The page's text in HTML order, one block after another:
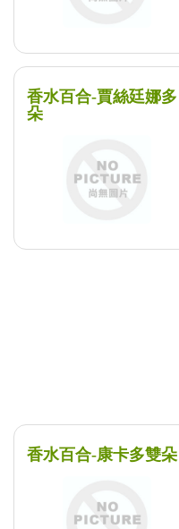
香水百合-賈絲廷娜多
朵
香水百合-康卡多雙朵